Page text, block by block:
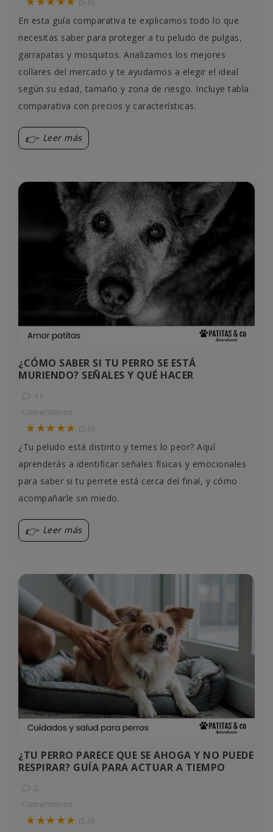
En esta guía comparativa te explicamos todo lo que
necesitas saber para proteger a tu peludo de pulgas,
garrapatas y mosquitos. Analizamos los mejores
collares del mercado y te ayudamos a elegir el ideal
según su edad, tamaño y zona de riesgo. Incluye tabla
comparativa con precios y características.
Leer más
¿CÓMO SABER SI TU PERRO SE ESTÁ
MURIENDO? SEÑALES Y QUÉ HACER
11
Comentarios
★★★★★ (5.0)
¿Tu peludo está distinto y temes lo peor? Aquí
aprenderás a identificar señales físicas y emocionales
para saber si tu perrete está cerca del final, y cómo
acompañarle sin miedo.
Leer más
¿TU PERRO PARECE QUE SE AHOGA Y NO PUEDE
RESPIRAR? GUÍA PARA ACTUAR A TIEMPO
2
Comentarios
★★★★★ (5.0)